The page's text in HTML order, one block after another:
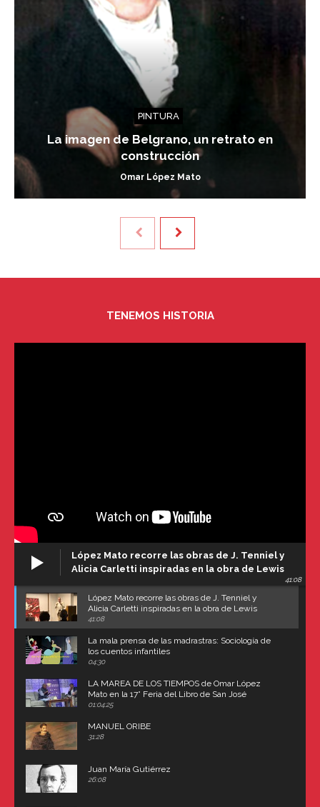
PINTURA
La imagen de Belgrano, un retrato en
construcción
Omar López Mato
TENEMOS HISTORIA
López Mato recorre las obras de J. Tenniel y
Alicia Carletti inspiradas en la obra de Lewis
41:08
López Mato recorre las obras de J. Tenniel y
Alicia Carletti inspiradas en la obra de Lewis
Carroll
41:08
La mala prensa de las madrastras: Sociología de
los cuentos infantiles
04:30
LA MAREA DE LOS TIEMPOS de Omar López
Mato en la 17° Feria del Libro de San José
(Uruguay)
01:04:25
MANUEL ORIBE
31:28
Juan María Gutiérrez
26:08